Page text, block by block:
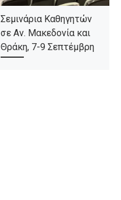
Σεμινάρια Καθηγητών
σε Αν. Μακεδονία και
Θράκη, 7-9 Σεπτέμβρη